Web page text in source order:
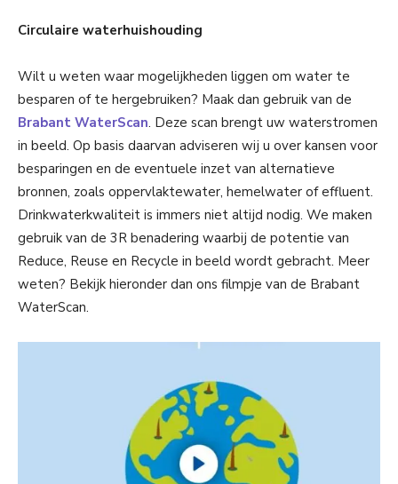
Circulaire waterhuishouding
Wilt u weten waar mogelijkheden liggen om water te
besparen of te hergebruiken? Maak dan gebruik van de
Brabant WaterScan. Deze scan brengt uw waterstromen
in beeld. Op basis daarvan adviseren wij u over kansen voor
besparingen en de eventuele inzet van alternatieve
bronnen, zoals oppervlaktewater, hemelwater of effluent.
Drinkwaterkwaliteit is immers niet altijd nodig. We maken
gebruik van de 3R benadering waarbij de potentie van
Reduce, Reuse en Recycle in beeld wordt gebracht. Meer
weten? Bekijk hieronder dan ons filmpje van de Brabant
WaterScan.